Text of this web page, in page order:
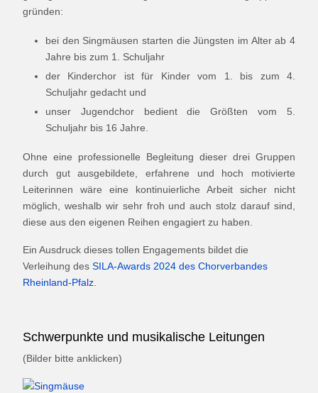
gründen:
bei den Singmäusen starten die Jüngsten im Alter ab 4
Jahre bis zum 1. Schuljahr
der Kinderchor ist für Kinder vom 1. bis zum 4.
Schuljahr gedacht und
unser Jugendchor bedient die Größten vom 5.
Schuljahr bis 16 Jahre.
Ohne eine professionelle Begleitung dieser drei Gruppen
durch gut ausgebildete, erfahrene und hoch motivierte
Leiterinnen wäre eine kontinuierliche Arbeit sicher nicht
möglich, weshalb wir sehr froh und auch stolz darauf sind,
diese aus den eigenen Reihen engagiert zu haben.
Ein Ausdruck dieses tollen Engagements bildet die
Verleihung des SILA-Awards 2024 des Chorverbandes
Rheinland-Pfalz
Schwerpunkte und musikalische Leitungen
(Bilder bitte anklicken)